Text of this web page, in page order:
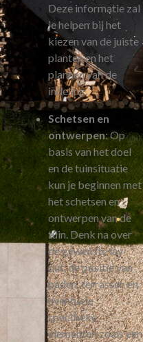
Deze informatie zal
je helpen bij het
kiezen van de juiste
planten en het
plannen van de
indeling.
Schetsen en
ontwerpen: Op
basis van het doel
en de tuinsituatie
kun je beginnen met
het schetsen en
ontwerpen van de
tuin. Denk na over
de gewenste lay-
out, de positie van
paden, terrassen en
eventuele
specifieke
elementen zoals een